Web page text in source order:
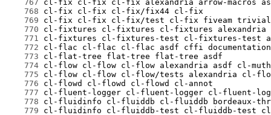
    767
    768
    769
    770
    771
    772
    773
    774
    775
    776
    777
    778
    779